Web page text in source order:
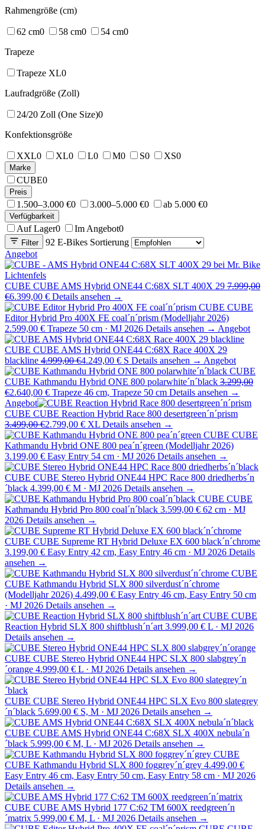
Rahmengröße (cm)
62 cm0 58 cm0 54 cm0
Trapeze
Trapeze XL0
Laufradgröße (Zoll)
24/20 Zoll (One Size)0
Konfektionsgröße
XXL0 XL0 L0 M0 S0 XS0
Marke
CUBE0
Preis
1.500–3.000 €0 3.000–5.000 €0 ab 5.000 €0
Verfügbarkeit
Auf Lager0 Im Angebot0
Filter 92 E-Bikes Sortierung
Angebot
CUBE CUBE AMS Hybrid ONE44 C:68X SLT 400X 29 7.999,00
€6.399,00 € Details ansehen →
CUBE CUBE
Editor Hybrid Pro 400X FE coal´n´prism (Modelljahr 2026)
2.599,00 € Trapeze 50 cm · MJ 2026 Details ansehen → Angebot
CUBE CUBE AMS Hybrid ONE44 C:68X Race 400X 29
blackline 4.999,00 €4.249,00 € S Details ansehen → Angebot
CUBE
CUBE Kathmandu Hybrid ONE 800 polarwhite´n´black 3.299,00
€2.640,00 € Trapeze 46 cm, Trapeze 50 cm Details ansehen →
Angebot
CUBE CUBE Reaction Hybrid Race 800 desertgreen´n´prism
3.499,00 €2.799,00 € XL Details ansehen →
CUBE CUBE
Kathmandu Hybrid ONE 800 pea´n´green (Modelljahr 2026)
3.199,00 € Easy Entry 54 cm · MJ 2026 Details ansehen →
CUBE CUBE Stereo Hybrid ONE44 HPC Race 800 driedherbs´n
´black 4.399,00 € M · MJ 2026 Details ansehen →
CUBE CUBE
Kathmandu Hybrid Pro 800 coal´n´black 3.599,00 € 62 cm · MJ
2026 Details ansehen →
CUBE CUBE Supreme RT Hybrid Deluxe EX 600 black´n´chrome
3.199,00 € Easy Entry 42 cm, Easy Entry 46 cm · MJ 2026 Details
ansehen →
CUBE
CUBE Kathmandu Hybrid SLX 800 silverdust´n´chrome
(Modelljahr 2026) 4.499,00 € Easy Entry 46 cm, Easy Entry 50 cm
· MJ 2026 Details ansehen →
CUBE CUBE
Reaction Hybrid SLX 800 shiftblush´n´art 3.999,00 € L · MJ 2026
Details ansehen →
CUBE CUBE Stereo Hybrid ONE44 HPC SLX 800 slabgrey´n
´orange 4.999,00 € L · MJ 2026 Details ansehen →
CUBE CUBE Stereo Hybrid ONE44 HPC SLX Evo 800 slategrey
´n´black 5.699,00 € S, M · MJ 2026 Details ansehen →
CUBE CUBE AMS Hybrid ONE44 C:68X SLX 400X nebula´n
´black 5.999,00 € M, L · MJ 2026 Details ansehen →
CUBE
CUBE Kathmandu Hybrid SLX 800 foggrey´n´grey 4.499,00 €
Easy Entry 46 cm, Easy Entry 50 cm, Easy Entry 58 cm · MJ 2026
Details ansehen →
CUBE CUBE AMS Hybrid 177 C:62 TM 600X reedgreen´n
´matrix 5.999,00 € M, L · MJ 2026 Details ansehen →